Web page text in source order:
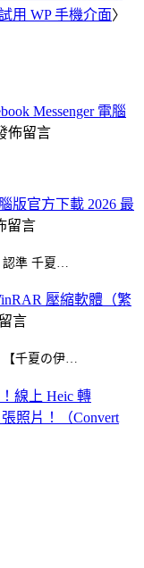
用 WP 手機介面〉
Messenger 電腦
佈留言
版官方下載 2026 最
留言
準 千夏…
壓縮軟體（繁
言
【千夏の伊…
線上 Heic 轉
照片！（Convert